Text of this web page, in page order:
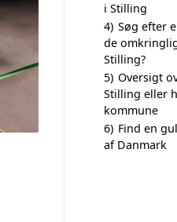
i Stilling
4) Søg efter
de
Stilling?
5) Oversigt
Stilling eller
kommune
6) Find en
af Danmark